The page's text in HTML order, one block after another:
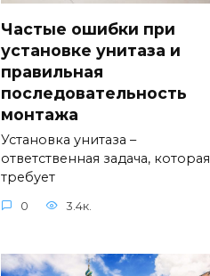
Частые ошибки при
установке унитаза и
правильная
последовательность
монтажа
Установка унитаза –
ответственная задача, которая
требует
0 3.4к.